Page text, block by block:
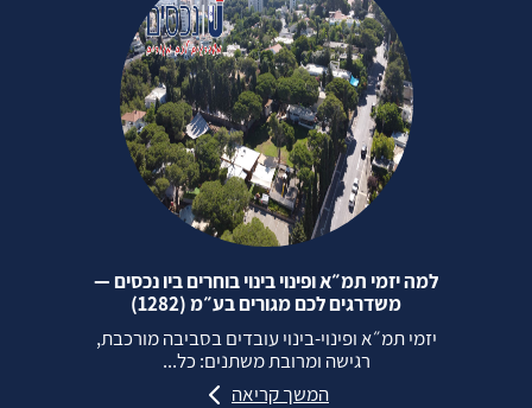
למה יזמי תמ״א ופינוי בינוי בוחרים ביו נכסים —
משדרגים לכם מגורים בע״מ (1282)
יזמי תמ״א ופינוי‑בינוי עובדים בסביבה מורכבת,
רגישה ומרובת משתנים: כל...
המשך קריאה